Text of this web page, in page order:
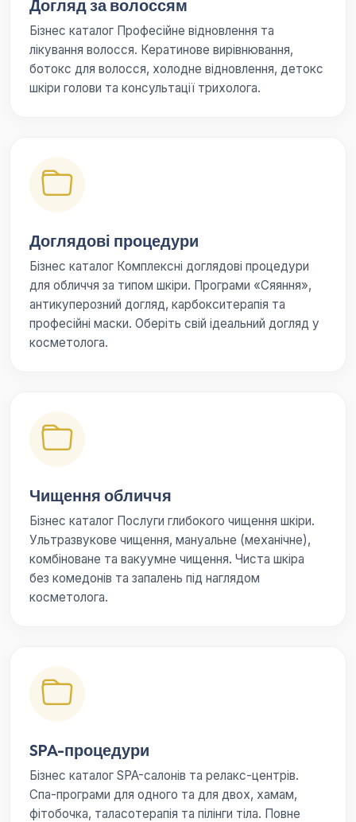
Догляд за волоссям
Бізнес каталог Професійне відновлення та
лікування волосся. Кератинове вирівнювання,
ботокс для волосся, холодне відновлення, детокс
шкіри голови та консультації трихолога.
Доглядові процедури
Бізнес каталог Комплексні доглядові процедури
для обличчя за типом шкіри. Програми «Сяяння»,
антикуперозний догляд, карбокситерапія та
професійні маски. Оберіть свій ідеальний догляд у
косметолога.
Чищення обличчя
Бізнес каталог Послуги глибокого чищення шкіри.
Ультразвукове чищення, мануальне (механічне),
комбіноване та вакуумне чищення. Чиста шкіра
без комедонів та запалень під наглядом
косметолога.
SPA-процедури
Бізнес каталог SPA-салонів та релакс-центрів.
Спа-програми для одного та для двох, хамам,
фітобочка, таласотерапія та пілінги тіла. Повне